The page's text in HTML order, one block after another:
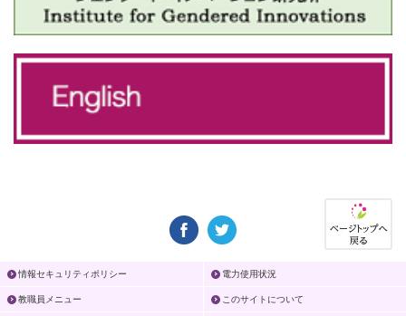
情報セキュリティポリシー 電力使用状況
教職員メニュー このサイトについて